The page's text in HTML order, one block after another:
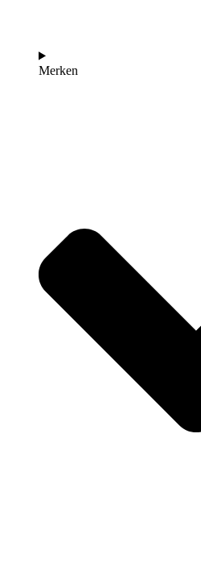
Merken